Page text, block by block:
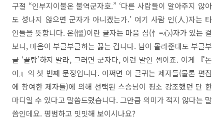
구절 “인부지이불온 불역군자호.” ‘다른 사람들이 알아주지 않아
도 성나지 않으면 군자가 아니겠는가.’ 여기 사람 인(人)자는 타
인들을 뜻합니다. 온(慍)이란 글자는 마음 심(忄=心)자가 있는 걸
보니, 마음이 부글부글하는 끓는 겁니다. 남이 몰라준대도 부글부
글 ‘끌탕’하지 말라, 그러면 군자다, 이런 말인 셈이죠. 이게 『논
어』의 첫 번째 문장입니다. 어쩌면 이 글귀는 제자들(물론 편집
에 참여한 제자들)에 의해 선택된 스승님이 평소 강조했던 단 한
마디일 수 있다고 말씀드렸습니다. 그만큼 의미가 적지 않다는 말
씀인데요. 평범하고 밋밋해 보이시나요?